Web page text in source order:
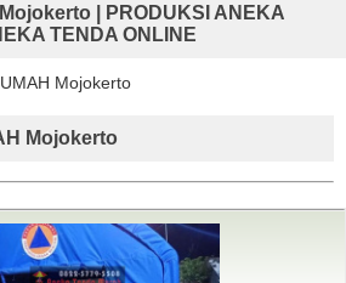
| PRODUKSI ANEKA
TENDA ONLINE
Mojokerto
Mojokerto